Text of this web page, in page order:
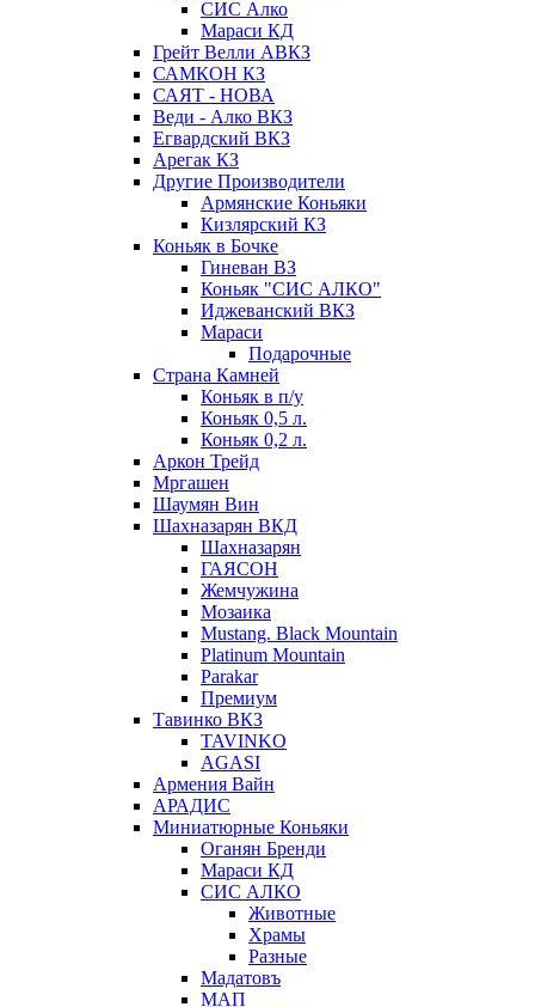
СИС Алко
Мараси КД
Грейт Велли АВКЗ
САМКОН КЗ
САЯТ - НОВА
Веди - Алко ВКЗ
Егвардский ВКЗ
Арегак КЗ
Другие Производители
Армянские Коньяки
Кизлярский КЗ
Коньяк в Бочке
Гиневан ВЗ
Коньяк "СИС АЛКО"
Иджеванский ВКЗ
Мараси
Подарочные
Страна Камней
Коньяк в п/у
Коньяк 0,5 л.
Коньяк 0,2 л.
Аркон Трейд
Мргашен
Шаумян Вин
Шахназарян ВКД
Шахназарян
ГАЯСОН
Жемчужина
Мозаика
Mustang. Black Mountain
Platinum Mountain
Parakar
Премиум
Тавинко ВКЗ
TAVINKO
AGASI
Армения Вайн
АРАДИС
Миниатюрные Коньяки
Оганян Бренди
Мараси КД
СИС АЛКО
Животные
Храмы
Разные
Мадатовъ
МАП